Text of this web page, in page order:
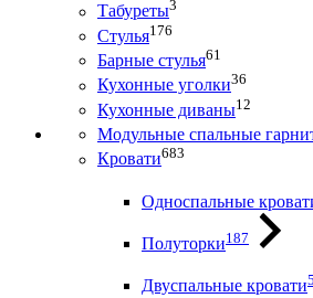
Табуреты3
Стулья176
Барные стулья61
Кухонные уголки36
Кухонные диваны12
Модульные спальные
Кровати683
Односпальные
Полуторки187
Двуспальные кровати